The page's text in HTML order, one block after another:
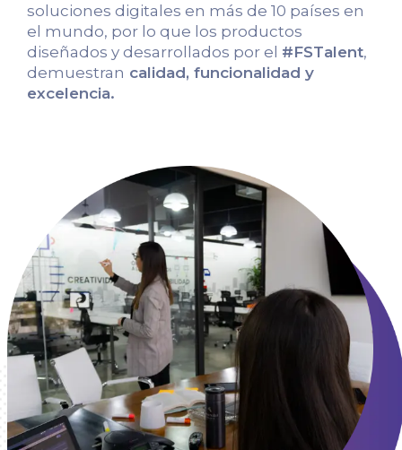
soluciones digitales en más de 10 países en
el mundo, por lo que los productos
diseñados y desarrollados por el #FSTalent,
demuestran calidad, funcionalidad y
excelencia.